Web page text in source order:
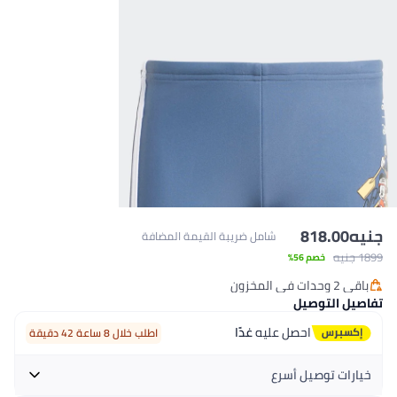
جنيه818.00
1899 جنيه خصم 56%
شامل ضريبة القيمة المضافة
باقي 2 وحدات في المخزون
باقي 2 وحدات في المخزون
تفاصيل التوصيل
احصل عليهغدًا اطلب خلال 8 ساعة 42 دقيقة
خيارات توصيل أسرع